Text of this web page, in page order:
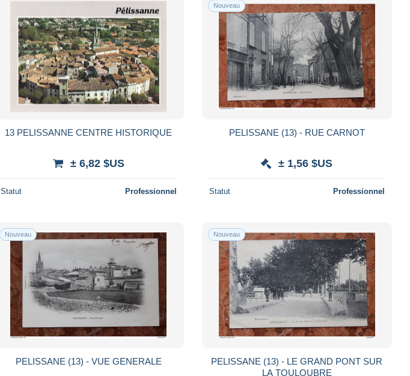
13 PELISSANNE CENTRE HISTORIQUE
± 6,82 $US
Statut Professionnel
Nouveau
PELISSANE (13) - RUE CARNOT
± 1,56 $US
Statut Professionnel
Nouveau
PELISSANE (13) - VUE GENERALE
Nouveau
PELISSANE (13) - LE GRAND PONT SUR
LA TOULOUBRE